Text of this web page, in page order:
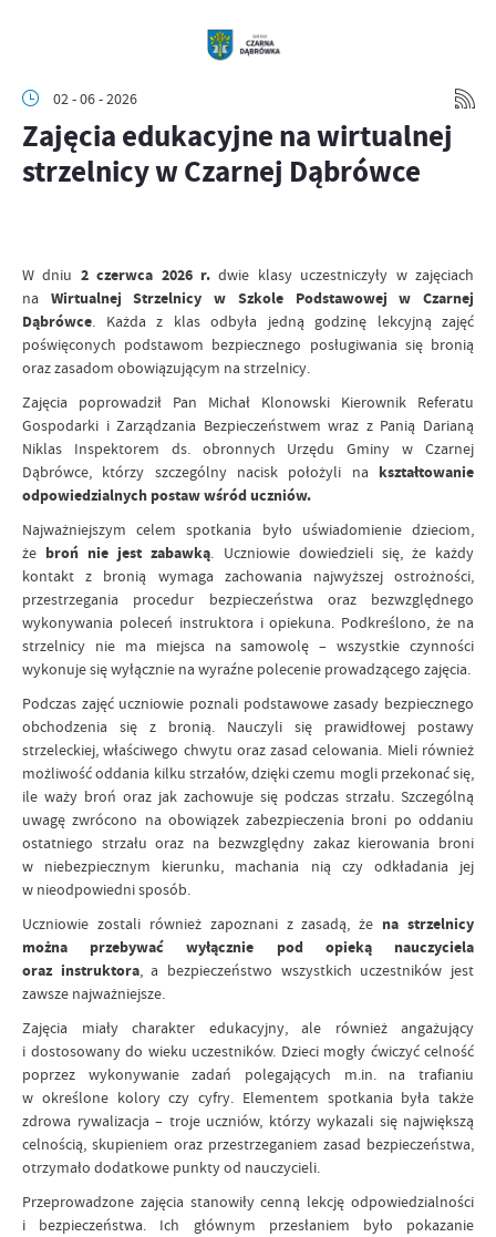
02 - 06 - 2026
Zajęcia edukacyjne na wirtualnej
strzelnicy w Czarnej Dąbrówce
W dniu 2 czerwca 2026 r. dwie klasy uczestniczyły w zajęciach
na Wirtualnej Strzelnicy w Szkole Podstawowej w Czarnej
Dąbrówce. Każda z klas odbyła jedną godzinę lekcyjną zajęć
poświęconych podstawom bezpiecznego posługiwania się bronią
oraz zasadom obowiązującym na strzelnicy.
Zajęcia poprowadził Pan Michał Klonowski Kierownik Referatu
Gospodarki i Zarządzania Bezpieczeństwem wraz z Panią Darianą
Niklas Inspektorem ds. obronnych Urzędu Gminy w Czarnej
Dąbrówce, którzy szczególny nacisk położyli na kształtowanie
odpowiedzialnych postaw wśród uczniów.
Najważniejszym celem spotkania było uświadomienie dzieciom,
że broń nie jest zabawką. Uczniowie dowiedzieli się, że każdy
kontakt z bronią wymaga zachowania najwyższej ostrożności,
przestrzegania procedur bezpieczeństwa oraz bezwzględnego
wykonywania poleceń instruktora i opiekuna. Podkreślono, że na
strzelnicy nie ma miejsca na samowolę – wszystkie czynności
wykonuje się wyłącznie na wyraźne polecenie prowadzącego zajęcia.
Podczas zajęć uczniowie poznali podstawowe zasady bezpiecznego
obchodzenia się z bronią. Nauczyli się prawidłowej postawy
strzeleckiej, właściwego chwytu oraz zasad celowania. Mieli również
możliwość oddania kilku strzałów, dzięki czemu mogli przekonać się,
ile waży broń oraz jak zachowuje się podczas strzału. Szczególną
uwagę zwrócono na obowiązek zabezpieczenia broni po oddaniu
ostatniego strzału oraz na bezwzględny zakaz kierowania broni
w niebezpiecznym kierunku, machania nią czy odkładania jej
w nieodpowiedni sposób.
Uczniowie zostali również zapoznani z zasadą, że na strzelnicy
można przebywać wyłącznie pod opieką nauczyciela
oraz instruktora, a bezpieczeństwo wszystkich uczestników jest
zawsze najważniejsze.
Zajęcia miały charakter edukacyjny, ale również angażujący
i dostosowany do wieku uczestników. Dzieci mogły ćwiczyć celność
poprzez wykonywanie zadań polegających m.in. na trafianiu
w określone kolory czy cyfry. Elementem spotkania była także
zdrowa rywalizacja – troje uczniów, którzy wykazali się największą
celnością, skupieniem oraz przestrzeganiem zasad bezpieczeństwa,
otrzymało dodatkowe punkty od nauczycieli.
Przeprowadzone zajęcia stanowiły cenną lekcję odpowiedzialności
i bezpieczeństwa. Ich głównym przesłaniem było pokazanie